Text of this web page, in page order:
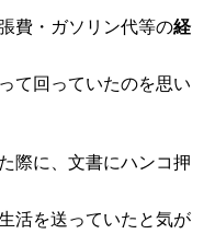
費・ガソリン代等の経
て回っていたのを思い
際に、文書にハンコ押
活を送っていたと気が